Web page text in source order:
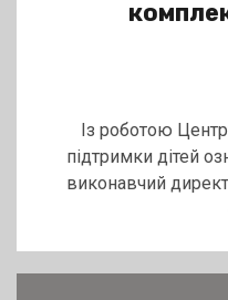
Із роботою
підтримки дітей
виконавчий